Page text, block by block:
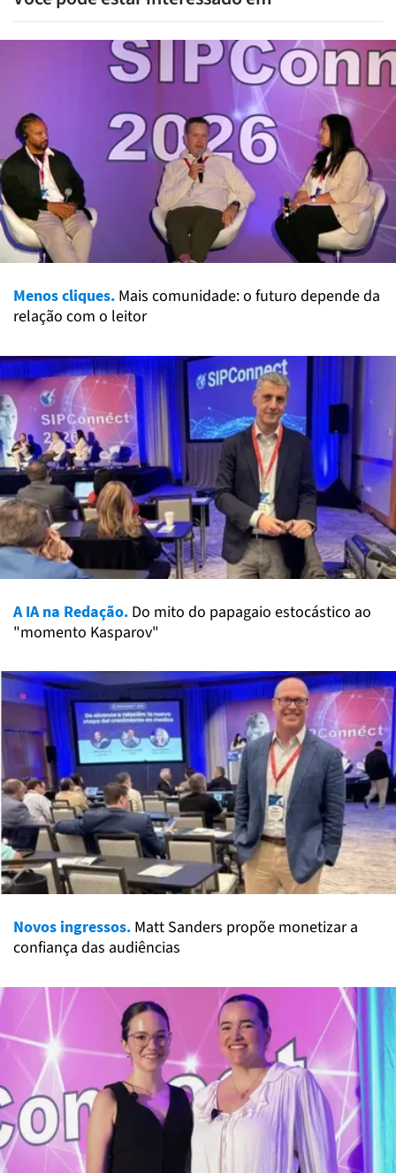
Menos cliques. Mais comunidade: o futuro depende da
relação com o leitor
A IA na Redação. Do mito do papagaio estocástico ao
"momento Kasparov"
Novos ingressos. Matt Sanders propõe monetizar a
confiança das audiências